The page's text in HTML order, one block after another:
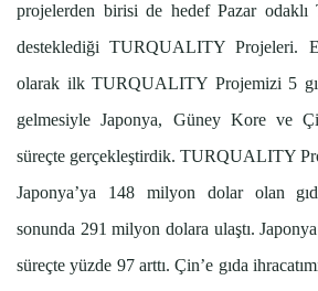
projelerden birisi de hedef Pazar odaklı
desteklediği TURQUALITY Projeleri.
olarak ilk TURQUALITY Projemizi 5
gelmesiyle Japonya, Güney Kore ve
süreçte gerçekleştirdik. TURQUALITY
Japonya’ya 148 milyon dolar olan
sonunda 291 milyon dolara ulaştı.
süreçte yüzde 97 arttı. Çin’e gıda